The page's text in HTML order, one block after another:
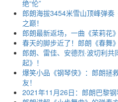
绝“伦”
郎朗海拔3454米雪山顶峰弹
之巅！
郎朗最新返场，一曲《茉莉花
春天的脚步近了！郎朗《春舞
郎朗、雷佳、安德烈·波切利
起》！
爆笑小品《钢琴侠》：郎朗拯
友！
2021年11月26日：郎朗巴黎